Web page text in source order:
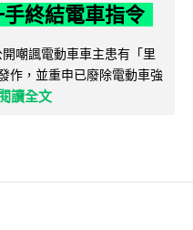
終結電車指令
嘲諷電動車車主患有「里
作，並重申已廢除電動車強
讀全文